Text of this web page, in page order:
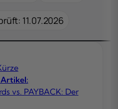
11.07.2026
vs. PAYBACK: Der